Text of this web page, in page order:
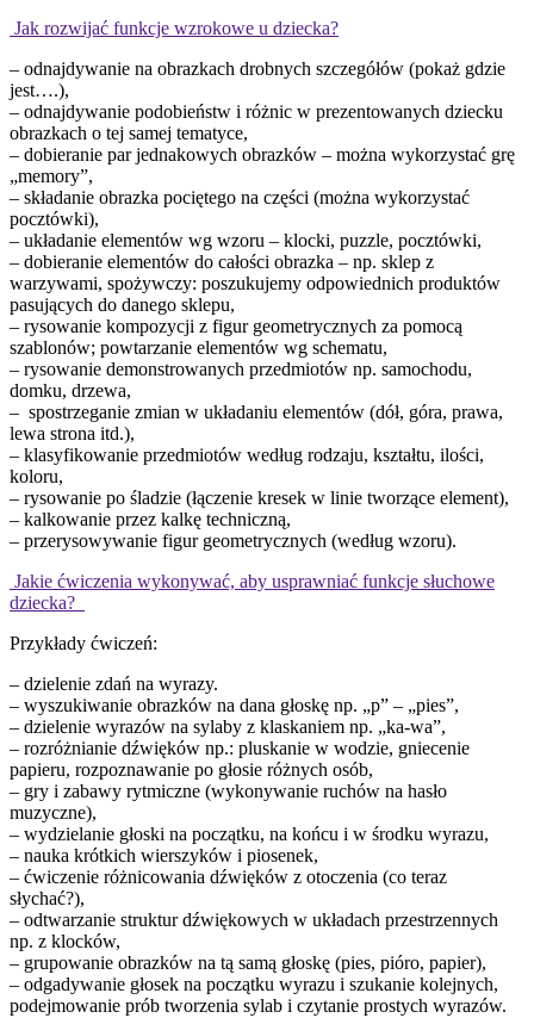
Jak rozwijać funkcje wzrokowe u dziecka?
– odnajdywanie na obrazkach drobnych szczegółów (pokaż gdzie
jest….),
– odnajdywanie podobieństw i różnic w prezentowanych dziecku
obrazkach o tej samej tematyce,
– dobieranie par jednakowych obrazków – można wykorzystać grę
„memory”,
– składanie obrazka pociętego na części (można wykorzystać
pocztówki),
– układanie elementów wg wzoru – klocki, puzzle, pocztówki,
– dobieranie elementów do całości obrazka – np. sklep z
warzywami, spożywczy: poszukujemy odpowiednich produktów
pasujących do danego sklepu,
– rysowanie kompozycji z figur geometrycznych za pomocą
szablonów; powtarzanie elementów wg schematu,
– rysowanie demonstrowanych przedmiotów np. samochodu,
domku, drzewa,
– spostrzeganie zmian w układaniu elementów (dół, góra, prawa,
lewa strona itd.),
– klasyfikowanie przedmiotów według rodzaju, kształtu, ilości,
koloru,
– rysowanie po śladzie (łączenie kresek w linie tworzące element),
– kalkowanie przez kalkę techniczną,
– przerysowywanie figur geometrycznych (według wzoru).
Jakie ćwiczenia wykonywać, aby usprawniać funkcje słuchowe
dziecka?
Przykłady ćwiczeń:
– dzielenie zdań na wyrazy.
– wyszukiwanie obrazków na dana głoskę np. „p” – „pies”,
– dzielenie wyrazów na sylaby z klaskaniem np. „ka-wa”,
– rozróżnianie dźwięków np.: pluskanie w wodzie, gniecenie
papieru, rozpoznawanie po głosie różnych osób,
– gry i zabawy rytmiczne (wykonywanie ruchów na hasło
muzyczne),
– wydzielanie głoski na początku, na końcu i w środku wyrazu,
– nauka krótkich wierszyków i piosenek,
– ćwiczenie różnicowania dźwięków z otoczenia (co teraz
słychać?),
– odtwarzanie struktur dźwiękowych w układach przestrzennych
np. z klocków,
– grupowanie obrazków na tą samą głoskę (pies, pióro, papier),
– odgadywanie głosek na początku wyrazu i szukanie kolejnych,
podejmowanie prób tworzenia sylab i czytanie prostych wyrazów.